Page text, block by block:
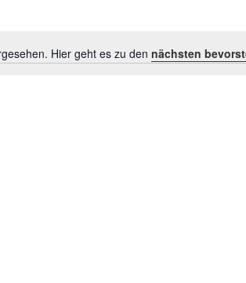
Hinweis
Hier geht es zu den nächsten